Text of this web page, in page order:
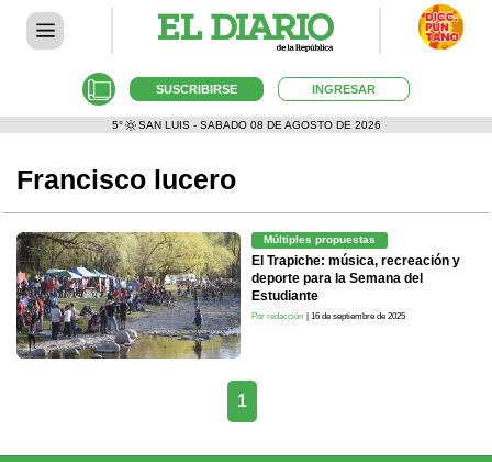
SUSCRIBIRSE INGRESAR
5° SAN LUIS - SABADO 08 DE AGOSTO DE 2026
Francisco lucero
Múltiples propuestas
El Trapiche: música, recreación y
deporte para la Semana del
Estudiante
Por redacción | 16 de septiembre de 2025
1